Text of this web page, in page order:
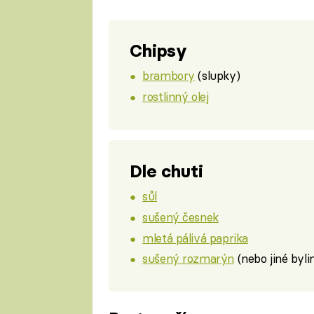
Chipsy
brambory (slupky)
rostlinný olej
Dle chuti
sůl
sušený česnek
mletá pálivá paprika
sušený rozmarýn(nebo jiné